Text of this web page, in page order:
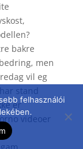
bakre
men
vil eg
stand
er
videoer
felhasználói